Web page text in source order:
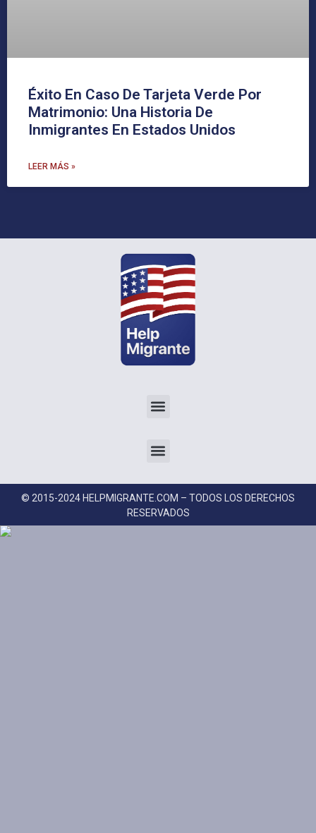
Éxito En Caso De Tarjeta Verde Por
Matrimonio: Una Historia De
Inmigrantes En Estados Unidos
LEER MÁS »
© 2015-2024 HELPMIGRANTE.COM – TODOS LOS DERECHOS
RESERVADOS